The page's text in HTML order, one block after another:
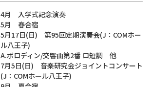
4月 入学式記念演奏
5月 春合宿
5月17日(日) 第95回定期演奏会(J：COMホー
ル八王子)
A.ボロディン/交響曲第2番 ロ短調 他
7月5日(日) 音楽研究会ジョイントコンサート
(J：COMホール八王子)